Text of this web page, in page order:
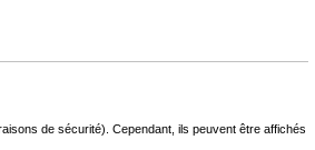
de sécurité). Cependant, ils peuvent être affichés